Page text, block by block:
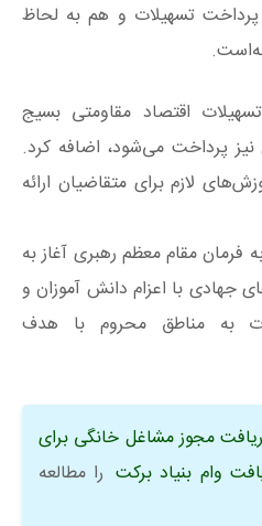
تسهیلات و هم به لحاظ
اقتصاد مقاومتی بسیج
پرداخت می‌شود، اضافه کرد.
لازم برای متقاضیان ارائه
به فرمان مقام معظم رهبری آغاز به
جهادی با اعزام دانش آموزان و
به مناطق محروم با هدف
مجوز مشاغل خانگی برای
وام بنیاد برکت را مطالعه